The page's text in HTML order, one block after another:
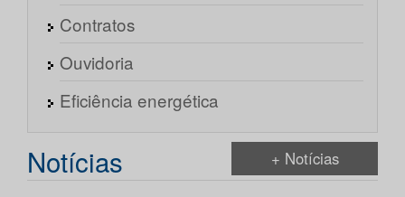
Contratos
Ouvidoria
Eficiência energética
Notícias + Notícias